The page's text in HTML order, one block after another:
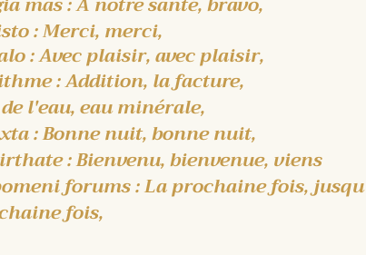
: Merci, merci,
: Avecplaisir, avec plaisir,
: Addition, la facture,
l'eau, eau minérale,
: Bonne nuit, bonne nuit,
: Bienvenu, bienvenue, viens
forums : La prochaine fois,
fois,